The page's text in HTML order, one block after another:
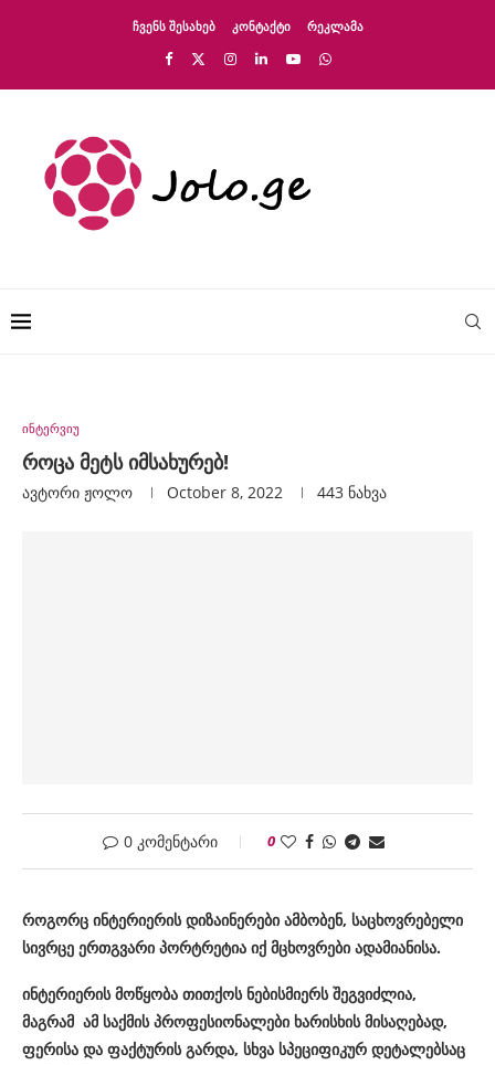
ᲩᲕᲔᲜᲡ ᲨᲔᲡᲐᲮᲔᲑ ᲙᲝᲜᲢᲐᲥᲢᲘ ᲠᲔᲙᲚᲐᲛᲐ
ინტერვიუ
როცა მეტს იმსახურებ!
ავტორი Ჟოლო October 8, 2022 443 ნახვა
0 კომენტარი 0
როგორც ინტერიერის დიზაინერები ამბობენ, საცხოვრებელი
სივრცე ერთგვარი პორტრეტია იქ მცხოვრები ადამიანისა.
ინტერიერის მოწყობა თითქოს ნებისმიერს შეგვიძლია,
მაგრამ ამ საქმის პროფესიონალები ხარისხის მისაღებად,
ფერისა და ფაქტურის გარდა, სხვა სპეციფიკურ დეტალებსაც